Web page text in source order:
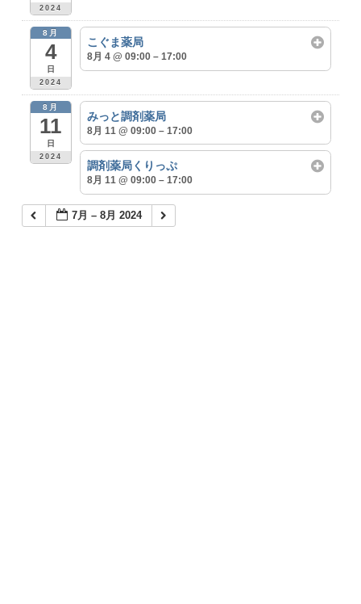
2024
8月
4
日
2024
こぐま薬局
8月 4 @ 09:00 – 17:00
8月
11
日
2024
みっと調剤薬局
8月 11 @ 09:00 – 17:00
調剤薬局くりっぷ
8月 11 @ 09:00 – 17:00
7月 – 8月 2024